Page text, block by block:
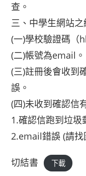
查。
三、中學生網站
(一)學校驗證碼（
(二)帳號為email。
(三)註冊後會收到
誤。
(四)未收到確認信
1.確認信跑到垃圾
2.email錯誤 (請找
切結書 下載